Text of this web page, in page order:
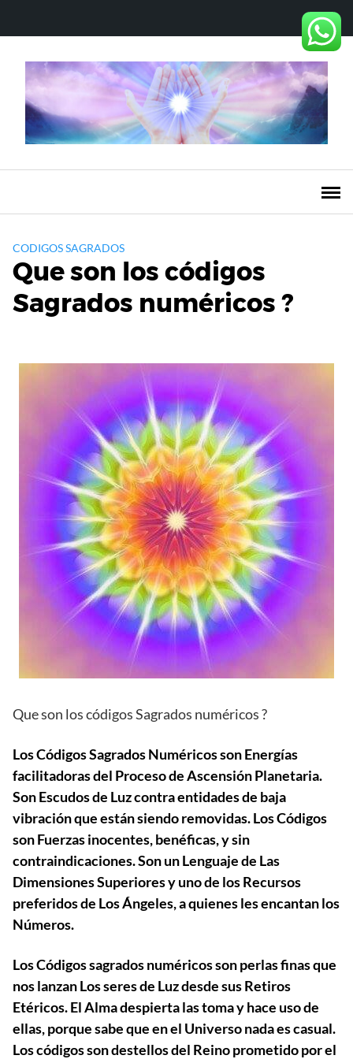
contenido
CODIGOS SAGRADOS
Que son los códigos
Sagrados numéricos ?
Que son los códigos Sagrados numéricos ?
Los Códigos Sagrados Numéricos son Energías
facilitadoras del Proceso de Ascensión Planetaria.
Son Escudos de Luz contra entidades de baja
vibración que están siendo removidas. Los Códigos
son Fuerzas inocentes, benéficas, y sin
contraindicaciones. Son un Lenguaje de Las
Dimensiones Superiores y uno de los Recursos
preferidos de Los Ángeles, a quienes les encantan los
Números.
Los Códigos sagrados numéricos son perlas finas que
nos lanzan Los seres de Luz desde sus Retiros
Etéricos. El Alma despierta las toma y hace uso de
ellas, porque sabe que en el Universo nada es casual.
Los códigos son destellos del Reino prometido por el